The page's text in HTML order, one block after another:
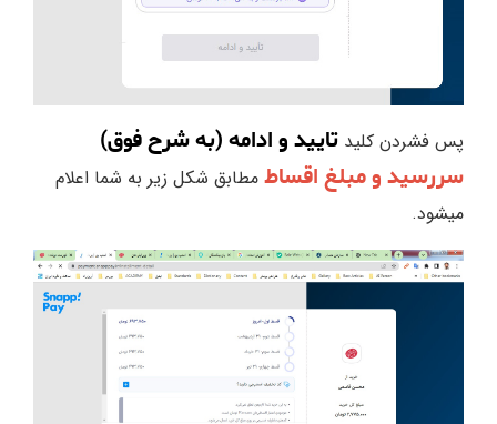
پس فشردن کلید تایید و ادامه (به شرح فوق)
سررسید و مبلغ اقساط مطابق شکل زیر به شما اعلام
میشود.